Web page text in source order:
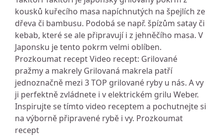
kousků kuřecího masa napíchnutých na špejlích ze
dřeva či bambusu. Podobá se např. špízům satay či
kebab, které se ale připravují i z jehněčího masa. V
Japonsku je tento pokrm velmi oblíben.
Prozkoumat recept Video recept: Grilované
pražmy a makrely Grilovaná makrela patří
jednoznačně mezi 3 TOP grilované ryby u nás. A vy
ji perfektně zvládnete i v elektrickém grilu Weber.
Inspirujte se tímto video receptem a pochutnejte si
na výborně připravené rybě i vy. Prozkoumat
recept